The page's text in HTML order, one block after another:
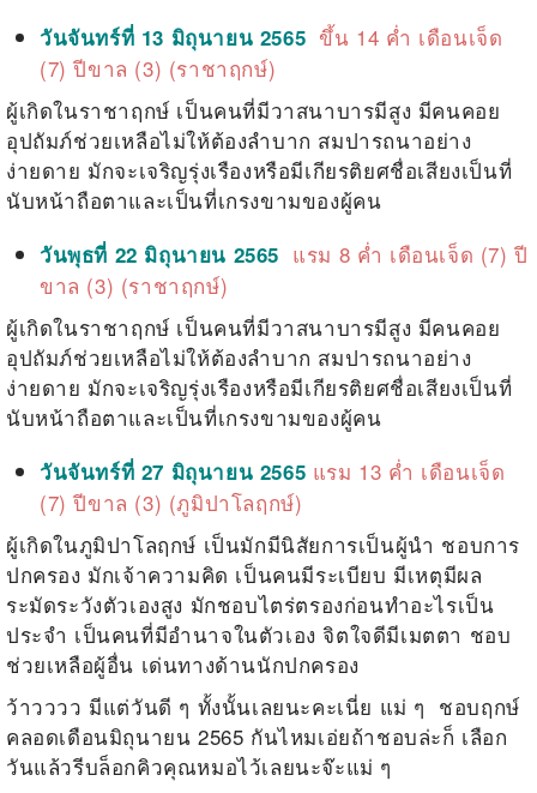
วันจันทร์ที่ 13 มิถุนายน 2565 ขึ้น 14 ค่ำ เดือนเจ็ด
(7) ปีขาล (3) (ราชาฤกษ์)
ผู้เกิดในราชาฤกษ์ เป็นคนที่มีวาสนาบารมีสูง มีคนคอย
อุปถัมภ์ช่วยเหลือไม่ให้ต้องลำบาก สมปารถนาอย่าง
ง่ายดาย มักจะเจริญรุ่งเรืองหรือมีเกียรติยศชื่อเสียงเป็นที่
นับหน้าถือตาและเป็นที่เกรงขามของผู้คน
วันพุธที่ 22 มิถุนายน 2565 แรม 8 ค่ำ เดือนเจ็ด (7) ปี
ขาล (3) (ราชาฤกษ์)
ผู้เกิดในราชาฤกษ์ เป็นคนที่มีวาสนาบารมีสูง มีคนคอย
อุปถัมภ์ช่วยเหลือไม่ให้ต้องลำบาก สมปารถนาอย่าง
ง่ายดาย มักจะเจริญรุ่งเรืองหรือมีเกียรติยศชื่อเสียงเป็นที่
นับหน้าถือตาและเป็นที่เกรงขามของผู้คน
วันจันทร์ที่ 27 มิถุนายน 2565 แรม 13 ค่ำ เดือนเจ็ด
(7) ปีขาล (3) (ภูมิปาโลฤกษ์)
ผู้เกิดในภูมิปาโลฤกษ์ เป็นมักมีนิสัยการเป็นผู้นำ ชอบการ
ปกครอง มักเจ้าความคิด เป็นคนมีระเบียบ มีเหตุมีผล
ระมัดระวังตัวเองสูง มักชอบไตร่ตรองก่อนทำอะไรเป็น
ประจำ เป็นคนที่มีอำนาจในตัวเอง จิตใจดีมีเมตตา ชอบ
ช่วยเหลือผู้อื่น เด่นทางด้านนักปกครอง
ว้าวววว มีแต่วันดี ๆ ทั้งนั้นเลยนะคะเนี่ย แม่ ๆ ชอบฤกษ์
คลอดเดือนมิถุนายน 2565 กันไหมเอ่ยถ้าชอบล่ะก็ เลือก
วันแล้วรีบล็อกคิวคุณหมอไว้เลยนะจ๊ะแม่ ๆ